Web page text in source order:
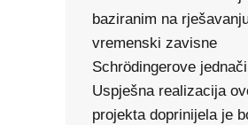
baziranim na
vremenski zavisne
Schrödingerove
Uspješna realizacija
projekta doprinijela je